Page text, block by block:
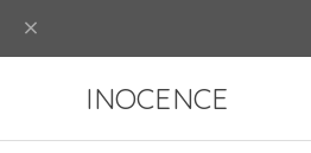
INOCENCE